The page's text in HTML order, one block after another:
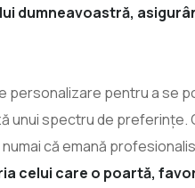
dumneavoastră,
personalizare pentru a se
unui spectru de preferințe.
că emană
celui care o poartă,